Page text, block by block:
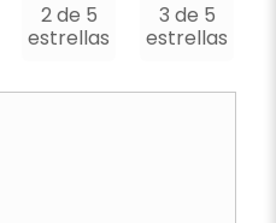
2 de 5
estrellas
3 de 5
estrellas